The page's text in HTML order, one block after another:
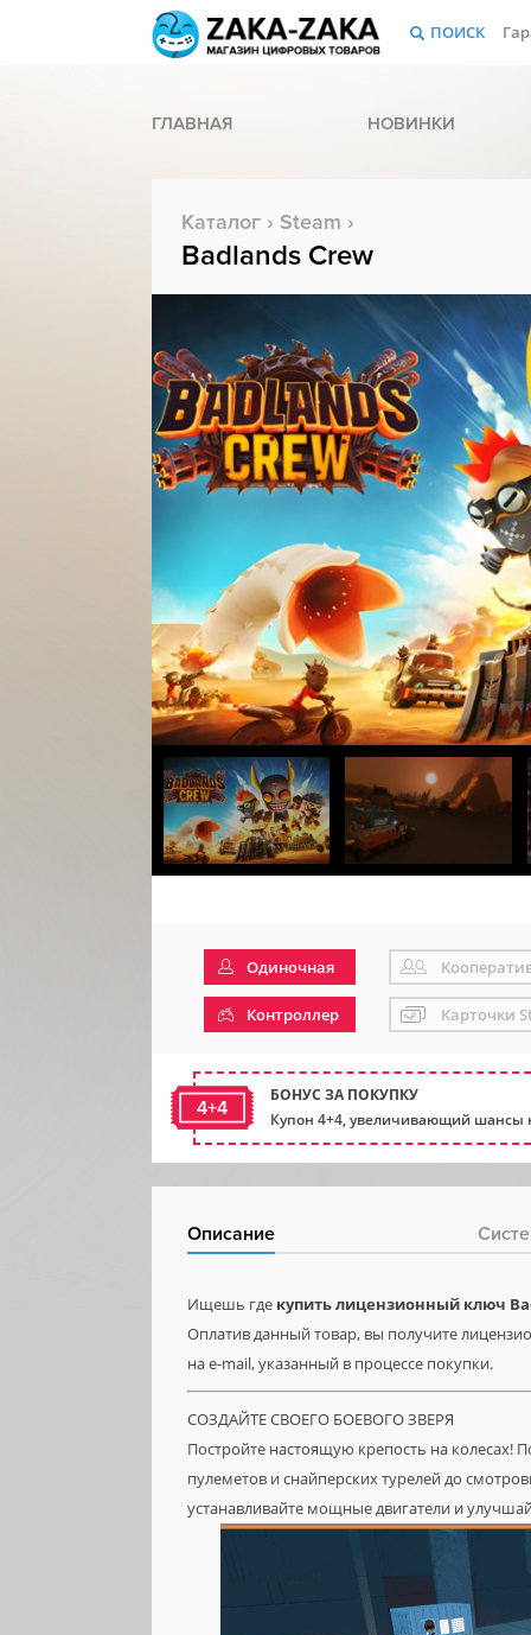
ПОИСК
ГЛАВНАЯ НОВИНКИ
Каталог › Steam ›
Badlands Crew
Одиночная
Контроллер Карточки
4+4
БОНУС ЗА ПОКУПКУ
Купон 4+4, увеличивающий шансы
Описание
Ищешь где купить лицензионный ключ
Оплатив данный товар, вы получите
на e-mail, указанный в процессе покупки.
СОЗДАЙТЕ СВОЕГО БОЕВОГО ЗВЕРЯ
Постройте настоящую крепость на
пулеметов и снайперских турелей до
устанавливайте мощные двигатели и